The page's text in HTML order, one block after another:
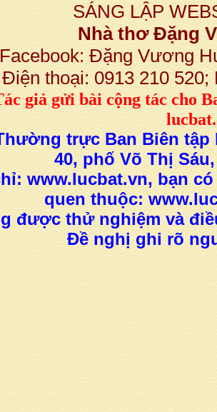
SÁNG LẬP
Nhà thơ Đặng
Facebook: Đặng Vương
Điện thoại: 0913 210
giả gửi bàicộng tác cho
trực Ban Biên tập
40, phố Võ Thị
www.lucbat.vn, bạn
quen thuộc:
được thử nghiệm và
Đề nghị ghi rõ